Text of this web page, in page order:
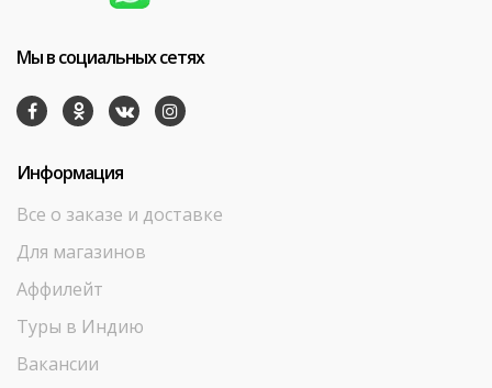
Мы в социальных сетях
Информация
Все о заказе и доставке
Для магазинов
Аффилейт
Туры в Индию
Вакансии